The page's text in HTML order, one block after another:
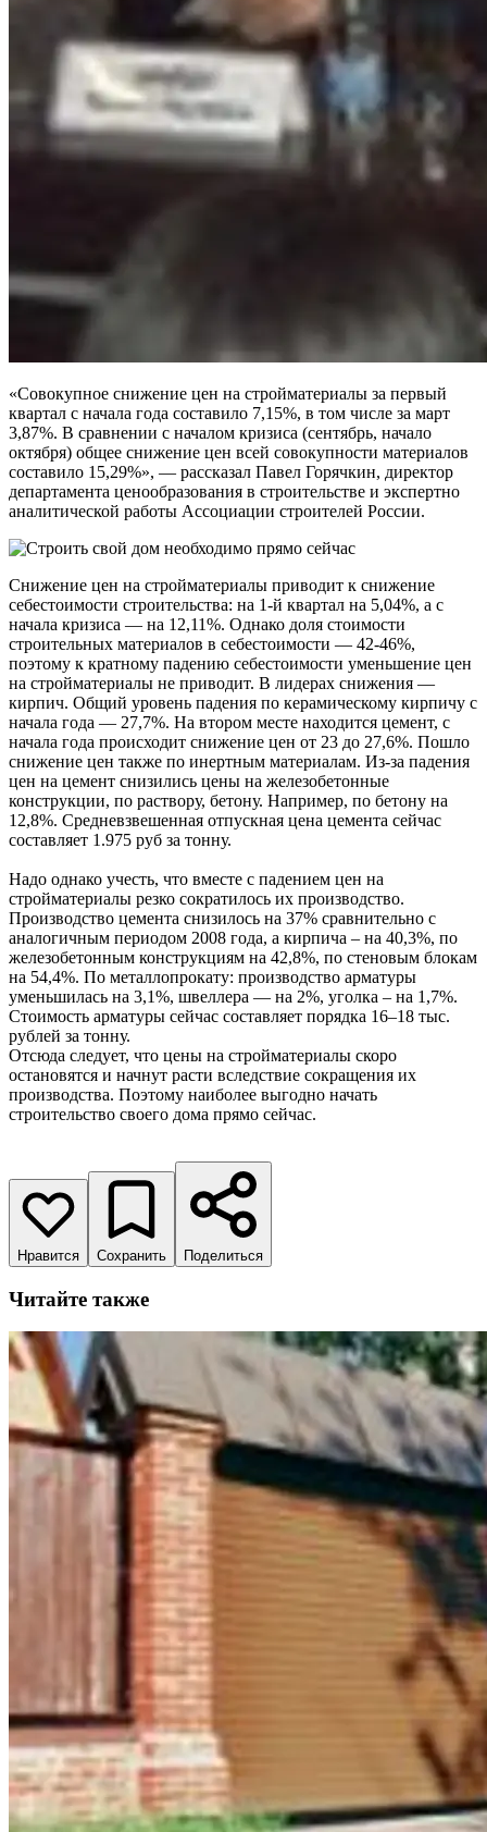
«Совокупное снижение цен на стройматериалы за первый
квартал с начала года составило 7,15%, в том числе за март
3,87%. В сравнении с началом кризиса (сентябрь, начало
октября) общее снижение цен всей совокупности материалов
составило 15,29%», — рассказал Павел Горячкин, директор
департамента ценообразования в строительстве и экспертно
аналитической работы Ассоциации строителей России.
Снижение цен на стройматериалы приводит к снижение
себестоимости строительства: на 1-й квартал на 5,04%, а с
начала кризиса — на 12,11%. Однако доля стоимости
строительных материалов в себестоимости — 42-46%,
поэтому к кратному падению себестоимости уменьшение цен
на стройматериалы не приводит. В лидерах снижения —
кирпич. Общий уровень падения по керамическому кирпичу с
начала года — 27,7%. На втором месте находится цемент, с
начала года происходит снижение цен от 23 до 27,6%. Пошло
снижение цен также по инертным материалам. Из-за падения
цен на цемент снизились цены на железобетонные
конструкции, по раствору, бетону. Например, по бетону на
12,8%. Средневзвешенная отпускная цена цемента сейчас
составляет 1.975 руб за тонну.
Надо однако учесть, что вместе с падением цен на
стройматериалы резко сократилось их производство.
Производство цемента снизилось на 37% сравнительно с
аналогичным периодом 2008 года, а кирпича – на 40,3%, по
железобетонным конструкциям на 42,8%, по стеновым блокам
на 54,4%. По металлопрокату: производство арматуры
уменьшилась на 3,1%, швеллера — на 2%, уголка – на 1,7%.
Стоимость арматуры сейчас составляет порядка 16–18 тыс.
рублей за тонну.
Отсюда следует, что цены на стройматериалы скоро
остановятся и начнут расти вследствие сокращения их
производства. Поэтому наиболее выгодно начать
строительство своего дома прямо сейчас.
Нравится Сохранить Поделиться
Читайте также